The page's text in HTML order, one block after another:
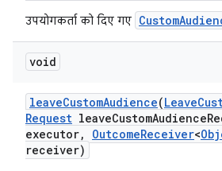
उपयोगकर्ता को दिए गए
void
leaveCustomAudience(Leave
Request leaveCustomAudience
executor, OutcomeReceiver<
receiver)